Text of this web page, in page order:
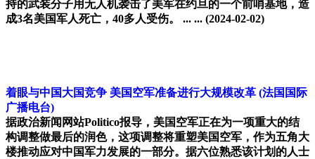
持的武装分子用无人机袭击了美军在约旦的一个前哨基地，造
成3名美国军人死亡，40多人受伤。 ... ... (2024-02-02)
着眼与中国大国竞争 美国空军准备进行大规模改革 (法国国际
广播电台)
据政治新闻网站Politico报导，美国空军正在为一项重大的结
构调整做最后的润色，这项调整将重塑美国空军，作为五角大
楼推动应对中国军力发展的一部分。据六位熟悉该计划的人士